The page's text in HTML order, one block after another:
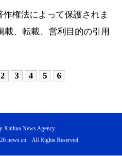
権法によって保護されま
載、転載、営利目的の引用
2 3 4 5 6
Xinhua News Agency.
news.cn All Rights Reserved.